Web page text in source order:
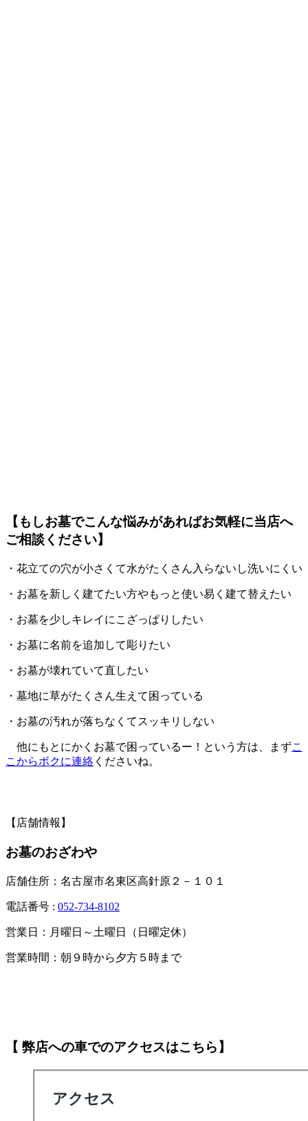
【もしお墓でこんな悩みがあればお気軽に当店へ
ご相談ください】
・花立ての穴が小さくて水がたくさん入らないし洗いにくい
・お墓を新しく建てたい方やもっと使い易く建て替えたい
・お墓を少しキレイにこざっぱりしたい
・お墓に名前を追加して彫りたい
・お墓が壊れていて直したい
・墓地に草がたくさん生えて困っている
・お墓の汚れが落ちなくてスッキリしない
他にもとにかくお墓で困っているー！という方は、まずこ
こからボクに連絡 くださいね。
【店舗情報】
お墓のおざわや
店舗住所：名古屋市名東区高針原２－１０１
電話番号 : 052-734-8102
営業日：月曜日～土曜日（日曜定休）
営業時間：朝９時から夕方５時まで
【 弊店への車でのアクセスはこちら】